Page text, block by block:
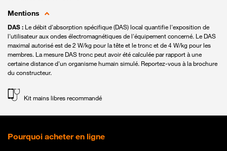
Mentions
DAS : Le débit d'absorption spécifique (DAS) local quantifie l'exposition de
l'utilisateur aux ondes électromagnétiques de l'équipement concerné. Le DAS
maximal autorisé est de 2 W/kg pour la tête et le tronc et de 4 W/kg pour les
membres. La mesure DAS tronc peut avoir été calculée par rapport à une
certaine distance d'un organisme humain simulé. Reportez-vous à la brochure
du constructeur.
Kit mains libres recommandé
Pourquoi acheter en ligne